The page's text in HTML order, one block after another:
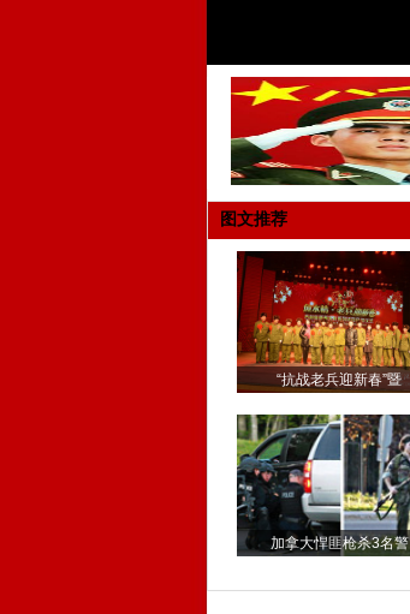
图文推荐
“抗战老兵迎新春”暨
加拿大悍匪枪杀3名警